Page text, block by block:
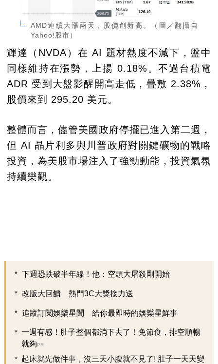
AMD連續大漲兩天，股價創新高。（圖／翻攝自
Yahoo!股市）
輝達（NVDA）在 AI 題材熱度不減下，盤中
同樣維持在漲勢，上揚 0.18%。不過台積電
ADR 受到大盤影醒開高走低，疊敷 2.38%，
股價來到 295.20 美元。
整體而言，儘管美國政府停擺已進入第二週，
但 AI 晶片利多與川普政府對關鍵礦物的戰略
投資，為美股市場注入了強勁動能，投資氣氛
持續樂觀。
下週恐跌破半年線！他：空頭大屠殺剛開始
改版大回饋 熱門3C大獎接力送
追蹤訂閱娛樂星聞 給你最即時的娛樂星鮮事
一週有感！肚子整個都消下去了！免節食，排空順暢
就夠PR
起床就先做件事，沒三天小腹就不見了! 肚子一天天變